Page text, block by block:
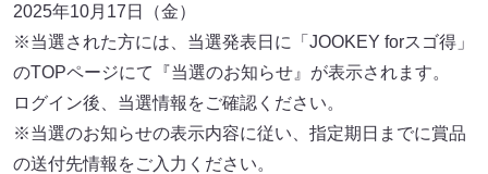
2025年10月17日（金）
※当選された方には、当選発表日に「JOOKEY forスゴ得」
のTOPページにて『当選のお知らせ』が表示されます。
ログイン後、当選情報をご確認ください。
※当選のお知らせの表示内容に従い、指定期日までに賞品
の送付先情報をご入力ください。